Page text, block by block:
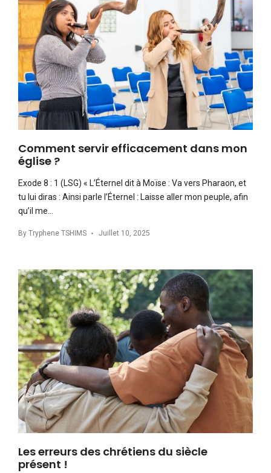
Comment servir efficacement dans mon
église ?
Exode 8 : 1 (LSG) « L’Éternel dit à Moïse : Va vers Pharaon, et
tu lui diras : Ainsi parle l’Éternel : Laisse aller mon peuple, afin
qu’il me…
By Tryphene TSHIMS Juillet 10, 2025
Les erreurs des chrétiens du siècle
présent !